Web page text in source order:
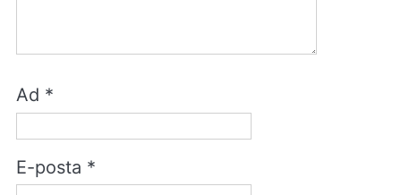
Ad *
E-posta *